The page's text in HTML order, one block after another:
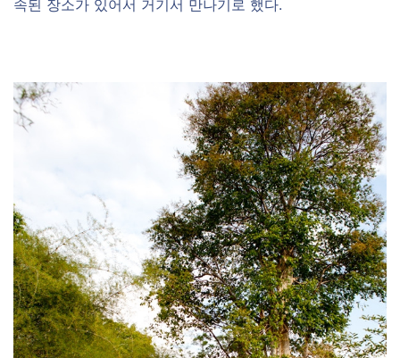
속된 장소가 있어서 거기서 만나기로 했다.